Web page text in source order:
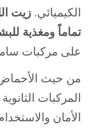
الكيميائي. زيت
تماماً ومغذية
على مركبات
من حيث الأحماض
المركبات
الأمان